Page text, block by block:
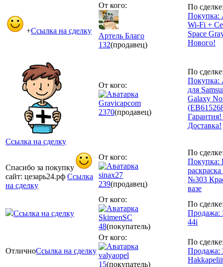
+Ссылка на сделку
От кого:
Артель Благо
132(продавец)
По
Покупка:
Wi-Fi +
Space
Нового!
Ссылка на сделку
От кого:
Gravicapcom
2370(продавец)
По
Покупка:
для
Galaxy
Доставка!
Спасибо за покупку
сайт: цезарь24.рф Ссылка
на сделку
От кого:
sinax27
239(продавец)
По
Покупка:
№303
вазе
Ссылка на сделку
От кого:
SkimenSC
48(покупатель)
По
Продажа:
44i
ОтличноСсылка на сделку
От кого:
valyaopel
15(покупатель)
По
Продажа: